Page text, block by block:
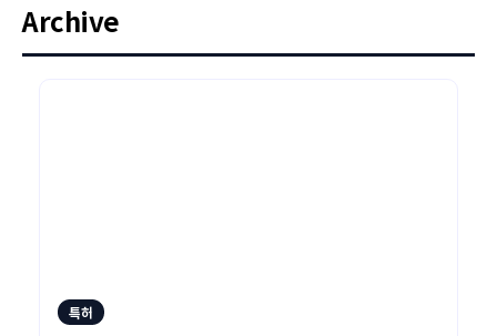
Archive
특허